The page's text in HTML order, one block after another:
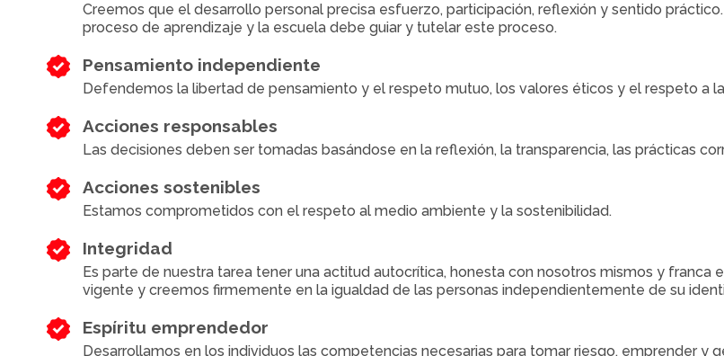
Creemos que el desarrollo personal precisa esfuerzo, participación, reflexión y sentido
proceso de aprendizaje y la escuela debe guiar y tutelar este proceso.
Pensamiento independiente
Defendemos la libertad de pensamiento y el respeto mutuo, los valores éticos y el respeto a
Acciones responsables
Las decisiones deben ser tomadas basándose en la reflexión, la transparencia, las prácticas
Acciones sostenibles
Estamos comprometidos con el respeto al medio ambiente y la sostenibilidad.
Integridad
Es parte de nuestra tarea tener una actitud autocrítica, honesta con nosotros mismos y
vigente y creemos firmemente en la igualdad de las personas independientemente de su
Espíritu emprendedor
Desarrollamos en los individuos las competencias necesarias para tomar riesgo, emprender y